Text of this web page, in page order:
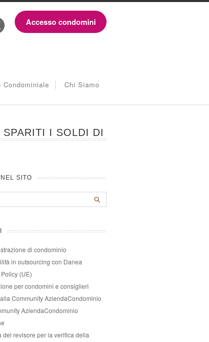
Accesso condomini
Condominiale Chi Siamo
SPARITI I SOLDI DI
SITO
di condominio
in outsourcing con Danea
(UE)
per condomini e consiglieri
Community AziendaCondominio
AziendaCondominio
del revisore per la verifica della